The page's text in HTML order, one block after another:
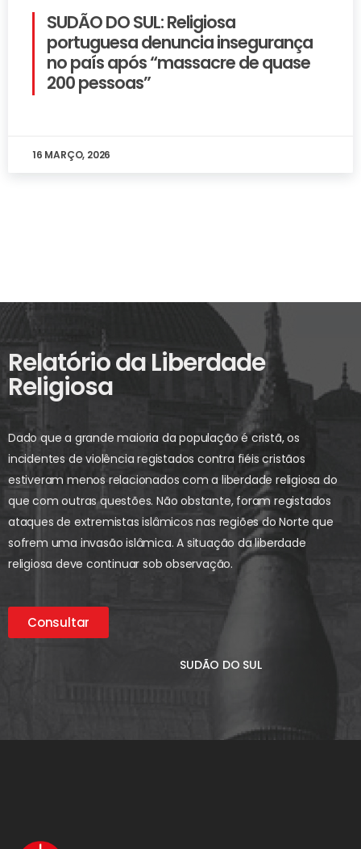
SUDÃO DO SUL: Religiosa
portuguesa denuncia insegurança
no país após “massacre de quase
200 pessoas”
16 MARÇO, 2026
Relatório da Liberdade
Religiosa
Dado que a grande maioria da população é cristã, os
incidentes de violência registados contra fiéis cristãos
estiveram menos relacionados com a liberdade religiosa do
que com outras questões. Não obstante, foram registados
ataques de extremistas islâmicos nas regiões do Norte que
sofrem uma invasão islâmica. A situação da liberdade
religiosa deve continuar sob observação.
Consultar
SUDÃO DO SUL